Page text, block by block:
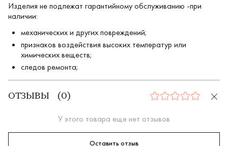
Изделия не подлежат гарантийному обслуживанию -при
наличии:
механических и других повреждений;
признаков воздействия высоких температур или
химических веществ;
следов ремонта;
ОТЗЫВЫ ( 0) 0
У этого товара еще нет отзывов
Оставить отзыв